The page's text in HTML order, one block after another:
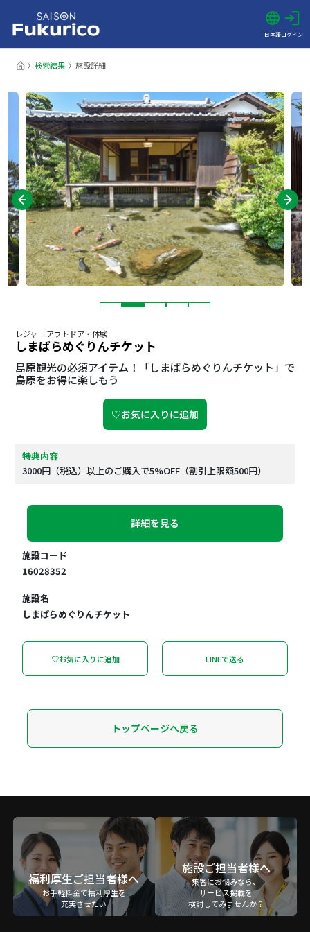
日本語ログイン
検索結果 施設詳細
レジャー アウトドア・体験
しまばらめぐりんチケット
島原観光の必須アイテム！「しまばらめぐりんチケット」で
島原をお得に楽しもう
♡お気に入りに追加
特典内容
3000円（税込）以上のご購入で5%OFF（割引上限額500円）
詳細を見る
施設コード
16028352
施設名
しまばらめぐりんチケット
♡お気に入りに追加 LINEで送る
トップページへ戻る
福利厚生ご担当者様へ
お手軽料金で福利厚生を
充実させたい
施設ご担当者様へ
集客にお悩みなら、
サービス掲載を
検討してみませんか？